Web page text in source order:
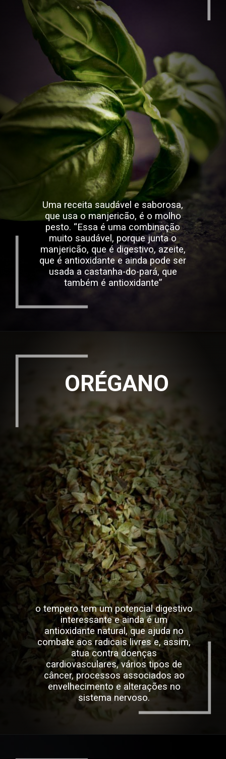
Uma receita saudável e saborosa,
que usa o manjericão, é o molho
pesto. “Essa é uma combinação
muito saudável, porque junta o
manjericão, que é digestivo, azeite,
que é antioxidante e ainda pode ser
usada a castanha-do-pará, que
também é antioxidante”
ORÉGANO
o tempero tem um potencial digestivo
interessante e ainda é um
antioxidante natural, que ajuda no
combate aos radicais livres e, assim,
atua contra doenças
cardiovasculares, vários tipos de
câncer, processos associados ao
envelhecimento e alterações no
sistema nervoso.